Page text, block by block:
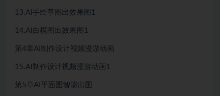
13.AI手绘草图出效果图1
14.AI白模图出效果图1
第4章AI制作设计视频漫游动画
15.AI制作设计视频漫游动画1
第5章AI平面图智能出图